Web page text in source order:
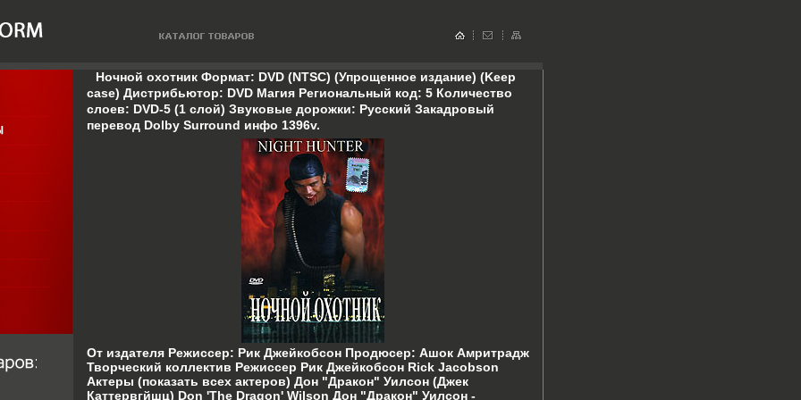
Ночной охотник Формат: DVD (NTSC) (Упрощенное издание) (Keep
case) Дистрибьютор: DVD Магия Региональный код: 5 Количество
слоев: DVD-5 (1 слой) Звуковые дорожки: Русский Закадровый
перевод Dolby Surround инфо 1396v.
От издателя Режиссер: Рик Джейкобсон Продюсер: Ашок Амритрадж
Творческий коллектив Режиссер Рик Джейкобсон Rick Jacobson
Актеры (показать всех актеров) Дон "Дракон" Уилсон (Джек
Каттервгйшц) Don 'The Dragon' Wilson Дон "Дракон" Уилсон -